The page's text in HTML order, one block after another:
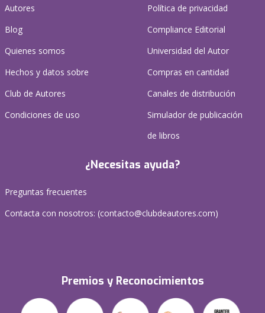
Autores
Blog
Quienes somos
Hechos y datos sobre
Club de Autores
Condiciones de uso
Política de privacidad
Compliance Editorial
Universidad del Autor
Compras en cantidad
Canales de distribución
Simulador de publicación
de libros
¿Necesitas ayuda?
Preguntas frecuentes
Contacta con nosotros: (contacto@clubdeautores.com)
Premios y Reconocimientos